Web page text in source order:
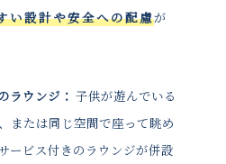
い設計や安全への配慮が
ラウンジ： 子供が遊んでいる
または同じ空間で座って眺め
ービス付きのラウンジが併設